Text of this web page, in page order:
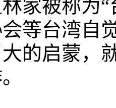
家被称为
等台湾自
的启蒙，